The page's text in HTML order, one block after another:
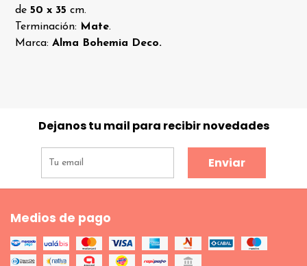
de50 x 35 cm.
Terminación: Mate.
Marca: Alma Bohemia Deco.
Dejanos tu mail para recibir novedades
Enviar
Medios de pago